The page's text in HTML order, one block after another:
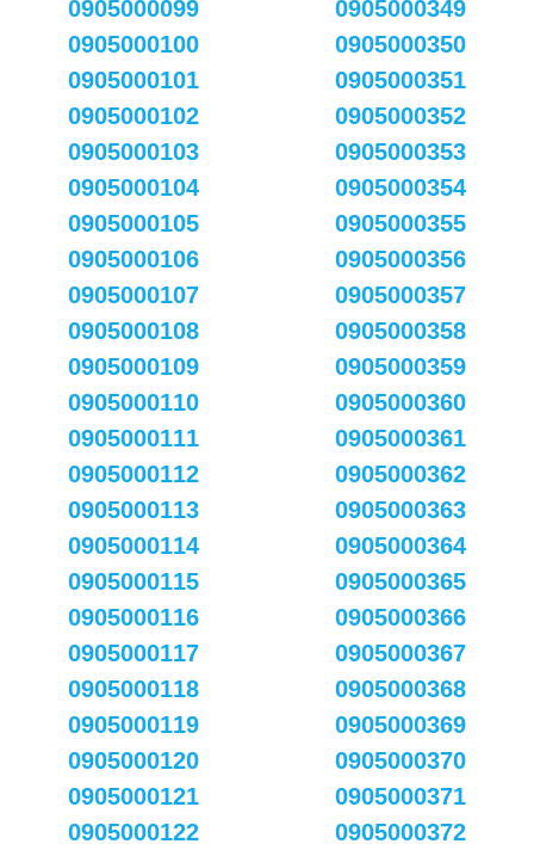
0905000099
0905000100
0905000101
0905000102
0905000103
0905000104
0905000105
0905000106
0905000107
0905000108
0905000109
0905000110
0905000111
0905000112
0905000113
0905000114
0905000115
0905000116
0905000117
0905000118
0905000119
0905000120
0905000121
0905000122
0905000349
0905000350
0905000351
0905000352
0905000353
0905000354
0905000355
0905000356
0905000357
0905000358
0905000359
0905000360
0905000361
0905000362
0905000363
0905000364
0905000365
0905000366
0905000367
0905000368
0905000369
0905000370
0905000371
0905000372